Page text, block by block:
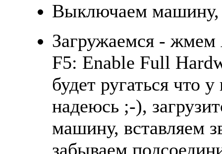
Выключаем машину,
Загружаемся - жмем
F5: Enable Full
будет ругаться что
надеюсь ;-),
машину, вставляем
забываем